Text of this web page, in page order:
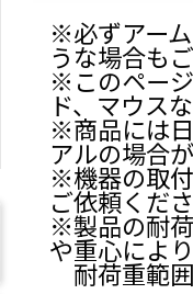
※必ずアー
うな場合も
※このペー
ド、マウス
※商品には
アルの場合
※機器の取
ご依頼くだ
※製品の耐
や重心により
耐荷重範囲